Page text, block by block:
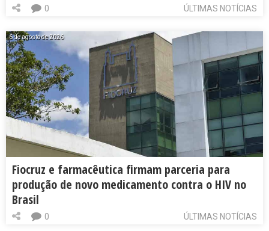
ÚLTIMAS NOTÍCIAS
0
6 de agosto de 2026
Fiocruz e farmacêutica firmam parceria para
produção de novo medicamento contra o HIV no
Brasil
ÚLTIMAS NOTÍCIAS
0